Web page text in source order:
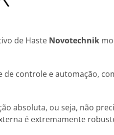
de Haste Novotechnik
de controle e automação,
absoluta, ou seja, não
é extremamente